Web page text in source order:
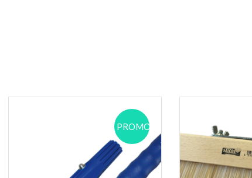
PROMOCJA!